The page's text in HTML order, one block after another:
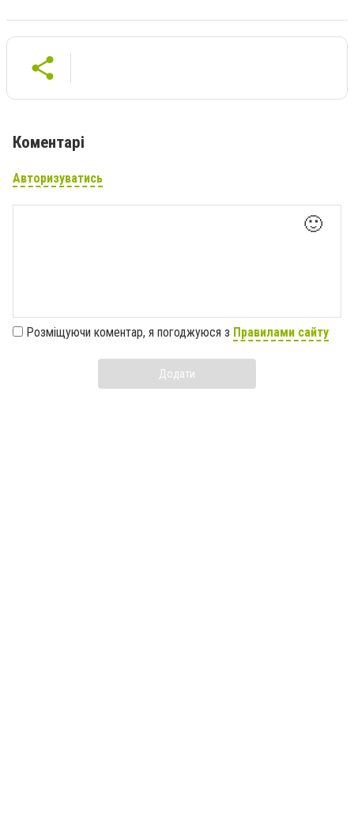
Коментарі
Авторизуватись
🙂
Розміщуючи коментар, я погоджуюся з Правилами сайту
Додати